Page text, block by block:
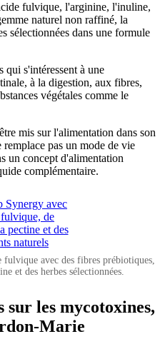
fulvique, l'arginine, l'inuline,
naturel non raffiné, la
sélectionnées dans une formule
qui s'intéressent à une
à la digestion, aux fibres,
végétales comme le
mis sur l'alimentation dans son
pas un mode de vie
un concept d'alimentation
complémentaire.
avec des fibres prébiotiques,
et des herbes sélectionnées.
sur les mycotoxines,
Marie